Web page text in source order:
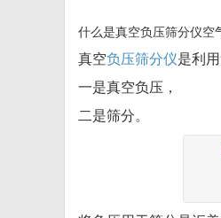
什么是真空负压筛分仪空
真空负压筛分仪是利
一是真空负压，
二是筛分。